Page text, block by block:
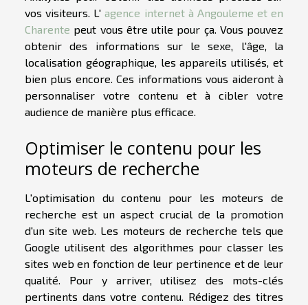
vos visiteurs. L'agence internet à Angouleme et en
Charente peut vous être utile pour ça. Vous pouvez
obtenir des informations sur le sexe, l'âge, la
localisation géographique, les appareils utilisés, et
bien plus encore. Ces informations vous aideront à
personnaliser votre contenu et à cibler votre
audience de manière plus efficace.
Optimiser le contenu pour les
moteurs de recherche
L'optimisation du contenu pour les moteurs de
recherche est un aspect crucial de la promotion
d'un site web. Les moteurs de recherche tels que
Google utilisent des algorithmes pour classer les
sites web en fonction de leur pertinence et de leur
qualité. Pour y arriver, utilisez des mots-clés
pertinents dans votre contenu. Rédigez des titres